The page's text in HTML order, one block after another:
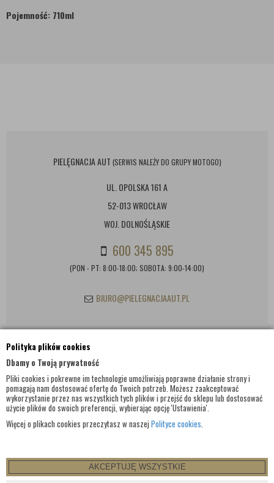
Polityka plików cookies
Dbamy o Twoją prywatność
Pliki cookies i pokrewne im technologie umożliwiają poprawne działanie strony i
pomagają nam dostosować ofertę do Twoich potrzeb. Możesz zaakceptować
wykorzystanie przez nas wszystkich tych plików i przejść do sklepu lub dostosować
użycie plików do swoich preferencji, wybierając opcję 'Ustawienia'.
Więcej o plikach cookies przeczytasz w naszej Polityce cookies.
AKCEPTUJĘ WSZYSTKIE
Pojemność: 710ml
PIELĘGNACJA AUT (SERWIS NALEŻY DO GRUPY MOTOGO)
UL. OPOLSKA 161 A
52-013 WROCŁAW
WOJ. DOLNOŚLĄSKIE
600 345 895
(PON - PT: 8:00-18:00; SOBOTA: 9:00-14:00)
BIURO@PIELEGNACJAAUT.PL
INFORMACJE KONTAKTOWE